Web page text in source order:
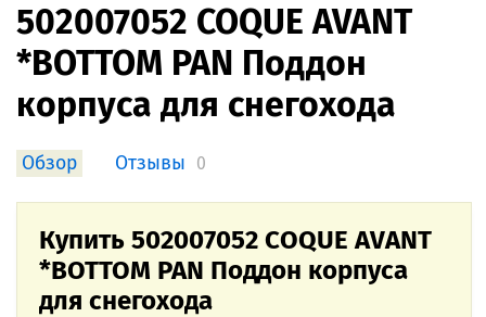
502007052 COQUE AVANT
*BOTTOM PAN Поддон
корпуса для снегохода
Обзор Отзывы 0
Купить 502007052 COQUE AVANT
*BOTTOM PAN Поддон корпуса
для снегохода